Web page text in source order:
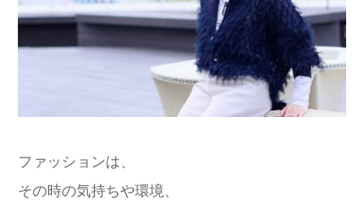
ファッションは、
その時の気持ちや環境、